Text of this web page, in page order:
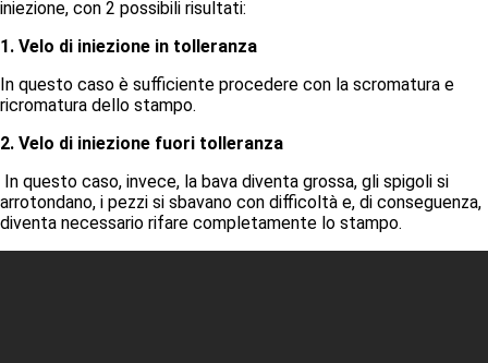
iniezione, con 2 possibili risultati:
1. Velo di iniezione in tolleranza
In questo caso è sufficiente procedere con la scromatura e
ricromatura dello stampo.
2. Velo di iniezione fuori tolleranza
In questo caso, invece, la bava diventa grossa, gli spigoli si
arrotondano, i pezzi si sbavano con difficoltà e, di conseguenza,
diventa necessario rifare completamente lo stampo.